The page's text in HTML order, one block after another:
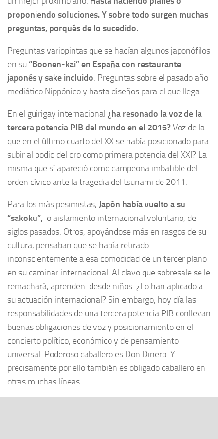
proponiendo soluciones. Y sobre todo surgen muchas
preguntas, porqués de lo sucedido.
Preguntas variopintas que se hacían algunos japonófilos
en su “Boonen-kai” en España con restaurante
japonés y sake incluido. Preguntas sobre el pasado año
mediático Nippónico y hasta diseños para el que llega.
En el guirigay internacional ¿ha resonado la voz de la
tercera potencia PIB del mundo en el 2016?Voz de la
que en el último cuarto del XX se había posicionado para
subir al podio del oro como primera potencia del XXI? La
misma que sí apareció como campeona imbatible del
orden cívico ante la tragedia del tsunami de 2011.
Para los más pesimistas, Japón había vuelto a su
“sakoku”, o aislamiento internacional voluntario, de
siglos pasados. Otros, apoyándose más en rasgos de su
cultura, pensaban que se había retirado
inconscientemente a esa comodidad de un tercer plano
en su caminar internacional. Al clavo que sobresale se le
remachará, aprenden desde niños. ¿Lo han aplicado a
su actuación internacional? Sin embargo, hoy día las
responsabilidades de una tercera potencia PIB conllevan
buenas obligaciones de voz y posicionamiento en el
concierto político, económico y de pensamiento
universal. Poderoso caballero es Don Dinero. Y
precisamente por ello también es obligado caballero en
otras muchas líneas.